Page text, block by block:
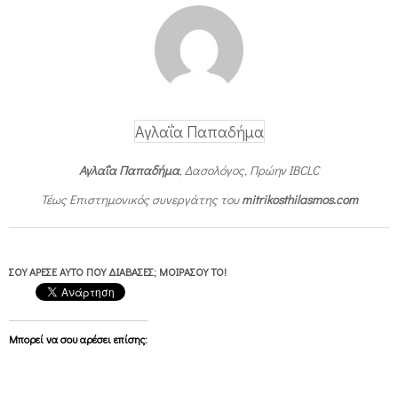
Αγλαΐα Παπαδήμα
Αγλαΐα Παπαδήμα, Δασολόγος, Πρώην IBCLC
Τέως Επιστημονικός συνεργάτης τουmitrikosthilasmos.com
ΣΟΥ ΆΡΕΣΕ ΑΥΤΌ ΠΟΥ ΔΙΆΒΑΣΕΣ; ΜΟΙΡΆΣΟΥ ΤΟ!
Μπορεί να σου αρέσει επίσης: